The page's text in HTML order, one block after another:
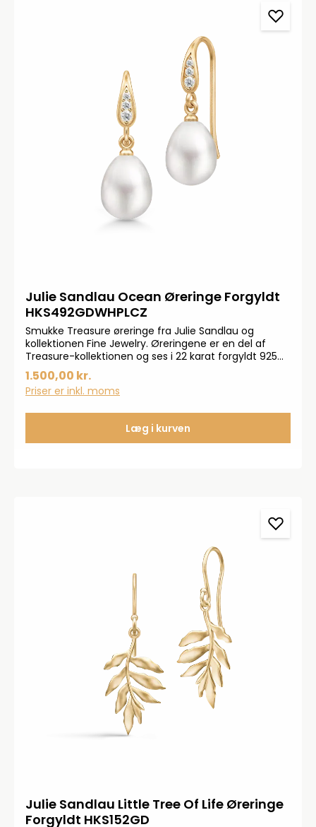
Julie Sandlau Ocean Øreringe Forgyldt
HKS492GDWHPLCZ
Smukke Treasure øreringe fra Julie Sandlau og
kollektionen Fine Jewelry. Øreringene er en del af
Treasure-kollektionen og ses i 22 karat forgyldt 925
ster-lingsølv og med smukke klare kubiske zirkoner og
ferskvandsperler.
1.500,00 kr.
Priser er inkl. moms
Læg i kurven
Julie Sandlau Little Tree Of Life Øreringe
Forgyldt HKS152GD